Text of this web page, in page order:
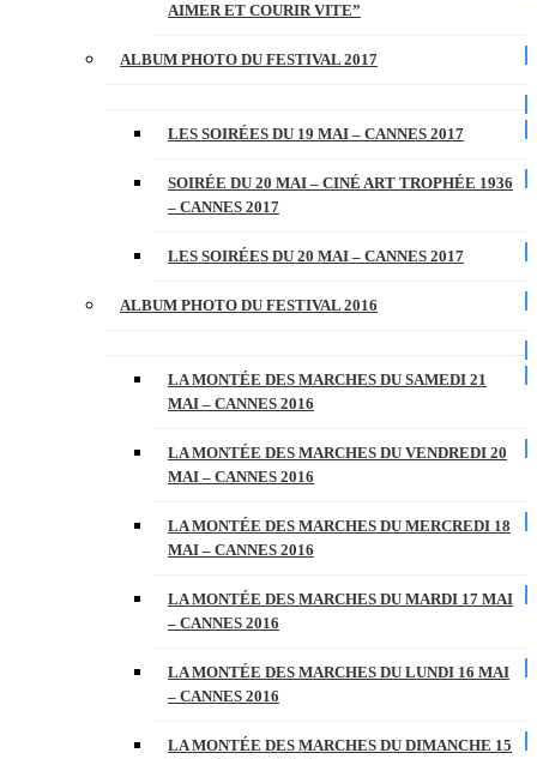
AIMER ET COURIR VITE”
ALBUM PHOTO DU FESTIVAL 2017
LES SOIRÉES DU 19 MAI – CANNES 2017
SOIRÉE DU 20 MAI – CINÉ ART TROPHÉE 1936
– CANNES 2017
LES SOIRÉES DU 20 MAI – CANNES 2017
ALBUM PHOTO DU FESTIVAL 2016
LA MONTÉE DES MARCHES DU SAMEDI 21
MAI – CANNES 2016
LA MONTÉE DES MARCHES DU VENDREDI 20
MAI – CANNES 2016
LA MONTÉE DES MARCHES DU MERCREDI 18
MAI – CANNES 2016
LA MONTÉE DES MARCHES DU MARDI 17 MAI
– CANNES 2016
LA MONTÉE DES MARCHES DU LUNDI 16 MAI
– CANNES 2016
LA MONTÉE DES MARCHES DU DIMANCHE 15